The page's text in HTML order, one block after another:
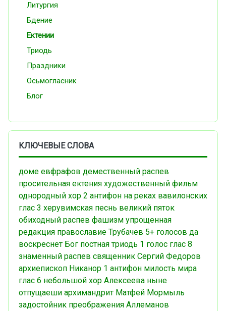
Литургия
Бдение
Ектении
Триодь
Праздники
Осьмогласник
Блог
КЛЮЧЕВЫЕ СЛОВА
доме евфрафов демественный распев
просительная ектения художественный фильм
однородный хор 2 антифон на реках вавилонских
глас 3 херувимская песнь великий пяток
обиходный распев фашизм упрощенная
редакция православие Трубачев 5+ голосов да
воскреснет Бог постная триодь 1 голос глас 8
знаменный распев священник Сергий Федоров
архиепископ Никанор 1 антифон милость мира
глас 6 небольшой хор Алексеева ныне
отпущаеши архимандрит Матфей Мормыль
задостойник преображения Аллеманов